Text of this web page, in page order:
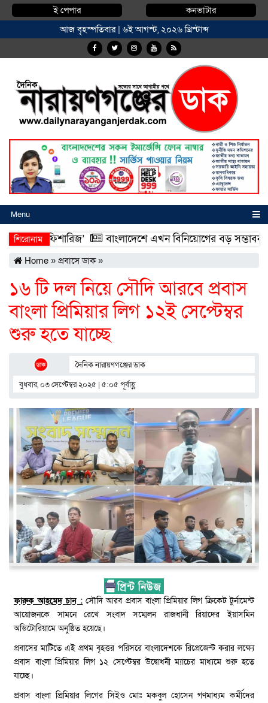
ই পেপার
কনভাটার
আজ বৃহস্পতিবার | ৬ই আগস্ট, ২০২৬ খ্রিস্টাব্দ
Menu
শিরোনামফিশারিজ’
বাংলাদেশে এখন বিনিয়োগের বড় সম্ভাবনা,
Home » প্রবাসে ডাক»
১৬ টি দল নিয়ে সৌদি আরবে প্রবাস
বাংলা প্রিমিয়ার লিগ ১২ই সেপ্টেম্বর
শুরু হতে যাচ্ছে
দৈনিক নারায়ণগঞ্জের ডাক
বুধবার, ০৩ সেপ্টেম্বর ২০২৫ | ৫:০৫ পূর্বাহ্ণ
ফারুক আহমেদ চান : সৌদি আরব প্রবাস বাংলা প্রিমিয়ার লিগ ক্রিকেট টুর্নামেন্ট
আয়োজনকে সামনে রেখে সংবাদ সম্মেলন রাজধানী রিয়াদের ইয়াসমিন
অডিটোরিয়ামে অনুষ্ঠিত হয়েছে।
প্রবাসের মাটিতে এই প্রথম বৃহত্তর পরিসরে বাংলাদেশকে রিপ্রেজেন্ট করার লক্ষ্যে
প্রবাস বাংলা প্রিমিয়ার লিগ ১২ সেপ্টেম্বর উদ্বোধনী ম্যাচের মাধ্যমে শুরু হতে
যাচ্ছে।
প্রবাস বাংলা প্রিমিয়ার লিগের সিইও মোঃ মকবুল হোসেন গণমাধ্যম কর্মীদের